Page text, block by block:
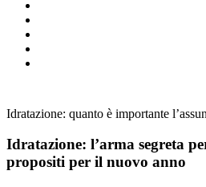
Idratazione: quanto è importante
Idratazione: l’arma segreta
propositi per il nuovo anno